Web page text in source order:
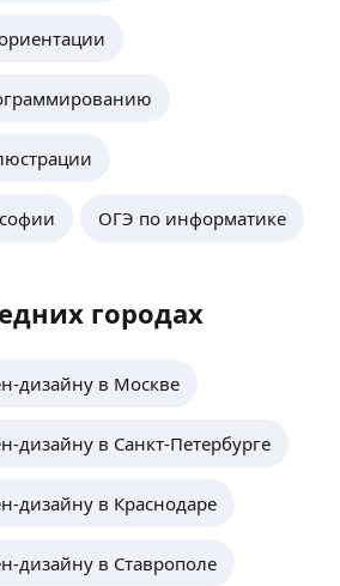
ОГЭ по информатике
городах
дизайну в Москве
дизайну в Санкт-Петербурге
дизайну в Краснодаре
дизайну в Ставрополе